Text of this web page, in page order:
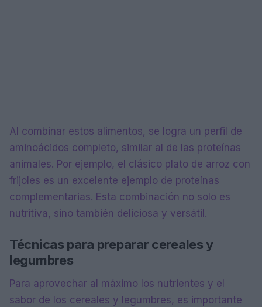
Al combinar estos alimentos, se logra un perfil de
aminoácidos completo, similar al de las proteínas
animales. Por ejemplo, el clásico plato de arroz con
frijoles es un excelente ejemplo de proteínas
complementarias. Esta combinación no solo es
nutritiva, sino también deliciosa y versátil.
Técnicas para preparar cereales y
legumbres
Para aprovechar al máximo los nutrientes y el
sabor de los cereales y legumbres, es importante